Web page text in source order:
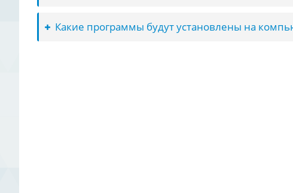
Какие программы будут установлены на